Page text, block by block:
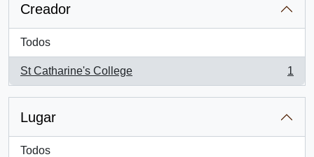
Creador
Todos
St Catharine's College
, 1 resultados
1
Lugar
Todos